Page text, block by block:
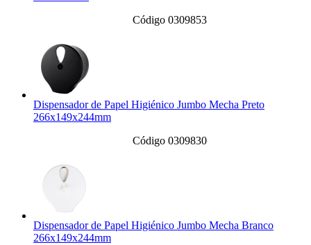
Código 0309853
Dispensador de Papel Higiénico Jumbo Mecha Preto
266x149x244mm
Código 0309830
Dispensador de Papel Higiénico Jumbo Mecha Branco
266x149x244mm